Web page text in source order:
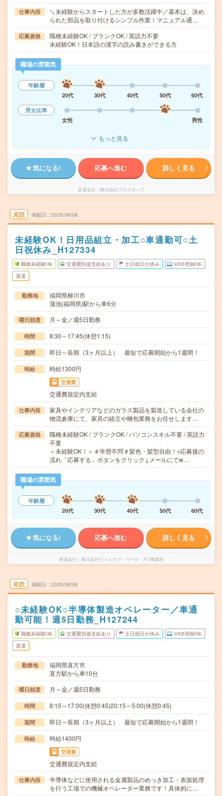
仕事内容
＼未経験からスタートした方が多数活躍中／基本は、決め
られた部品を取り付けるシンプル作業！マニュアル通…
応募資格
職種未経験OK / ブランクOK / 英語力不要
未経験OK！日本語の漢字の読み書きができる方
職場の雰囲気
年齢層
20代
30代 40代 50代
60代
男女比率
女性
男性
もっと見る
気になる! 応募へ進む 詳しく見る
派遣会社 株式会社プロスタッフ
未読 掲載日 2026/08/08
未経験OK！日用品組立・加工○車通勤可○土
日祝休み_H127334
職種未経験OK 交通費別途支給あり 土日祝日が休み WEB登録OK
派遣
勤務地
福岡県柳川市
蒲池(福岡県)駅から車6分
曜日頻度 月～金／週5日勤務
時間 8:30～17:45(休憩1:15)
期間 即日～長期（3ヶ月以上） 最短で応募開始から1週間！
時給 時給1300円
交通費
交通費規定内支給
仕事内容
家具やインテリアなどのガラス製品を製造している会社の
物流倉庫にて、家具の組立や梱包業務をお任せします…
応募資格
職種未経験OK / ブランクOK / パソコンスキル不要 / 英語力
不要
＜未経験OK！＞＃学歴不問＃髪色・髪型自由！○応募後の
流れ「応募する」ボタンをクリック↓メールにてw…
職場の雰囲気
年齢層
20代
30代 40代 50代 60代
気になる! 応募へ進む 詳しく見る
派遣会社 株式会社ウィルオブ・ワーク FO事業部
未読 掲載日 2026/08/08
○未経験OK○半導体製造オペレーター／車通
勤可能！週5日勤務_H127244
職種未経験OK 交通費別途支給あり 土日祝日が休み WEB登録OK
派遣
勤務地
福岡県直方市
直方駅から車10分
曜日頻度 月～金／週5日勤務
時間 8:15～17:00(休憩0:45)20:15～5:00(休憩0:45)
期間 即日～長期（3ヶ月以上） 最短で応募開始から1週間！
時給 時給1400円
交通費
交通費規定内支給
仕事内容
半導体などに使用される金属製品のめっき加工・表面処理
を行う工場での機械オペレーター業務です！具体的に…